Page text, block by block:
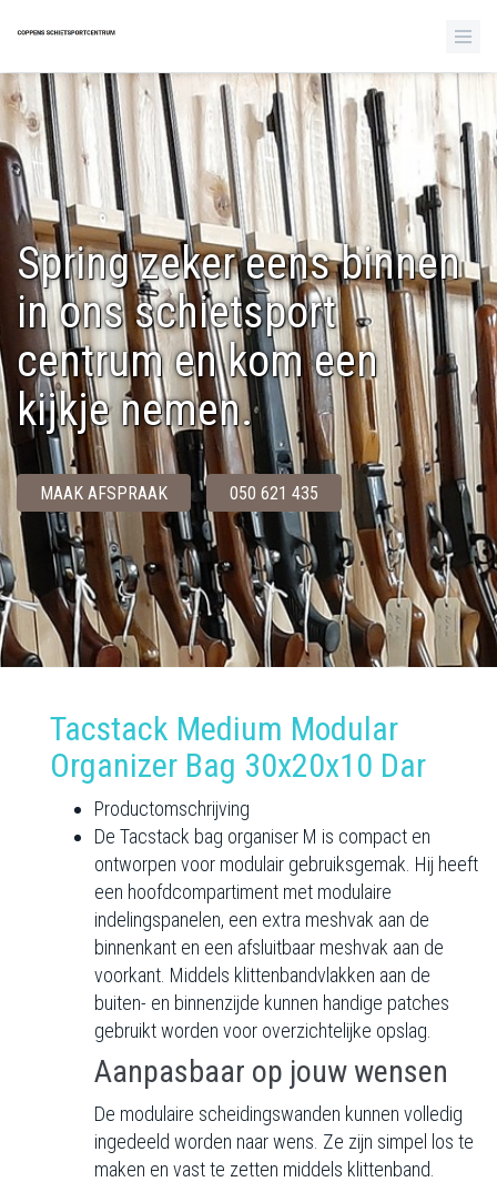
Spring zeker eens binnen
in ons schietsport
centrum en kom een
kijkje nemen.
MAAK AFSPRAAK 050 621 435
Tacstack Medium Modular
Organizer Bag 30x20x10 Dar
Productomschrijving
De Tacstack bag organiser M is compact en
ontworpen voor modulair gebruiksgemak. Hij heeft
een hoofdcompartiment met modulaire
indelingspanelen, een extra meshvak aan de
binnenkant en een afsluitbaar meshvak aan de
voorkant. Middels klittenbandvlakken aan de
buiten- en binnenzijde kunnen handige patches
gebruikt worden voor overzichtelijke opslag.
Aanpasbaar op jouw wensen
De modulaire scheidingswanden kunnen volledig
ingedeeld worden naar wens. Ze zijn simpel los te
maken en vast te zetten middels klittenband.